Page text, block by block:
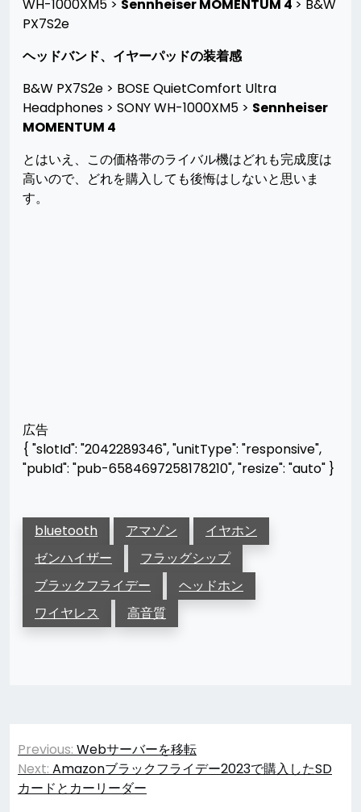
WH-1000XM5 > Sennheiser MOMENTUM 4 > B&W
PX7S2e
ヘッドバンド、イヤーパッドの装着感
B&W PX7S2e > BOSE QuietComfort Ultra
Headphones > SONY WH-1000XM5 > Sennheiser
MOMENTUM 4
とはいえ、この価格帯のライバル機はどれも完成度は
高いので、どれを購入しても後悔はしないと思いま
す。
広告
{ "slotId": "2042289346", "unitType": "responsive",
"pubId": "pub-6584697258178210", "resize": "auto" }
bluetooth アマゾン
イヤホン
ゼンハイザー
フラッグシップ
ブラックフライデー
ヘッドホン
ワイヤレス
高音質
投
稿
ナ
Previous: Webサーバーを移転
Next: Amazonブラックフライデー2023で購入したSD
カードとカーリーダー